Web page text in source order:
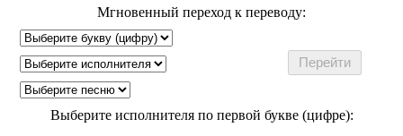
Мгновенный переход к переводу:
Выберите исполнителя по первой букве (цифре):